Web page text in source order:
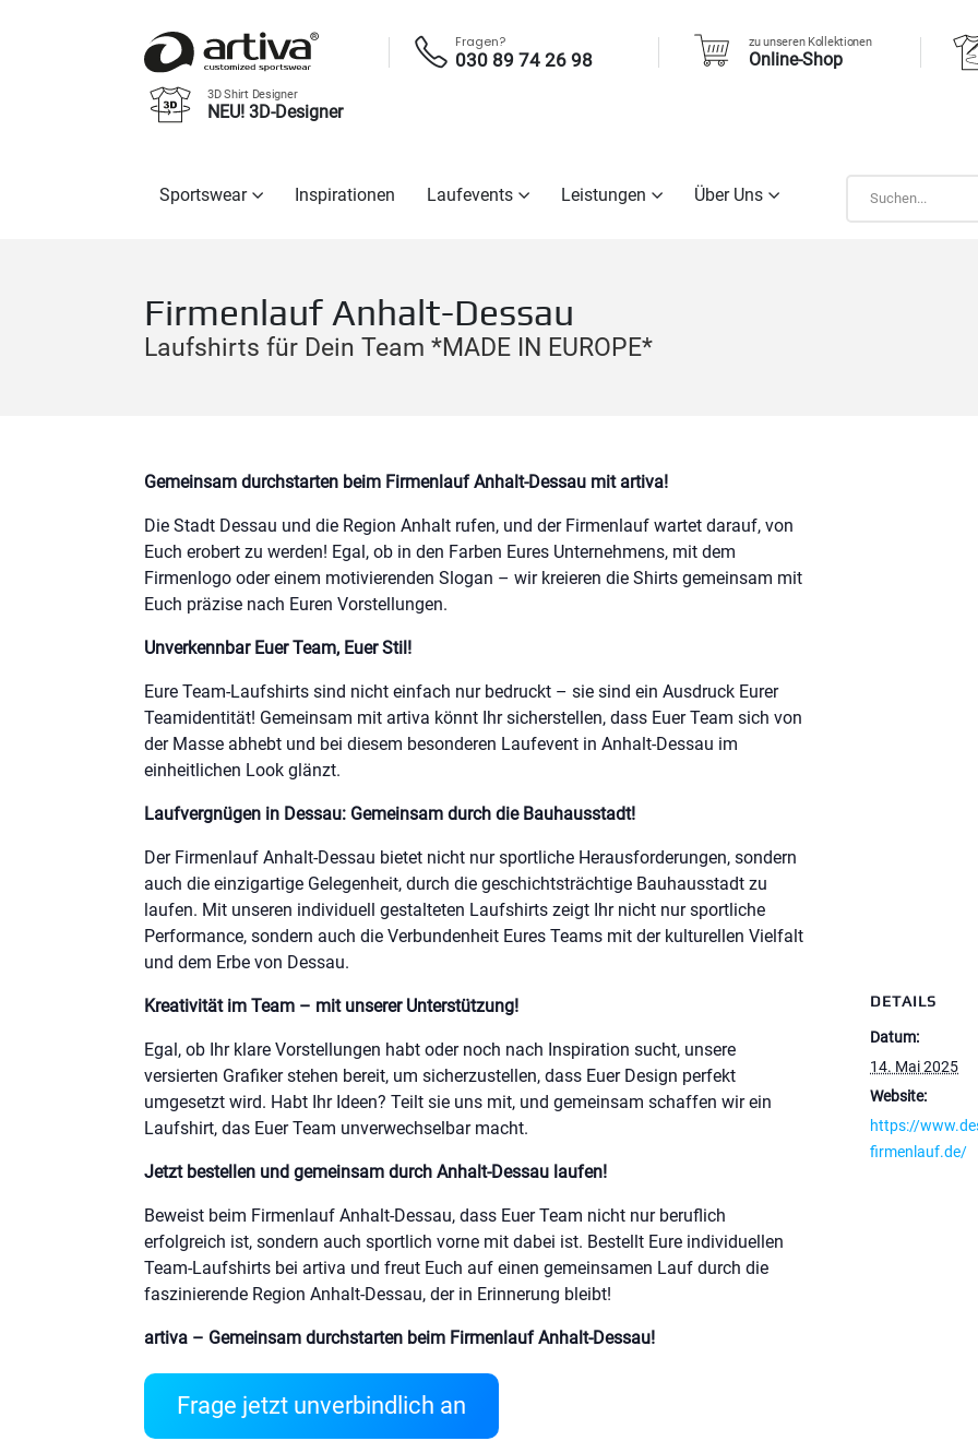
Fragen?
030 89 74 26 98
zu unseren Kollektionen
Online-Shop
3D Shirt Designer
NEU! 3D-Designer
Sportswear Inspirationen Laufevents Leistungen Über Uns
Firmenlauf Anhalt-Dessau
Laufshirts für Dein Team *MADE IN EUROPE*
Gemeinsam durchstarten beim Firmenlauf Anhalt-Dessau mit artiva!
Die Stadt Dessau und die Region Anhalt rufen, und der Firmenlauf wartet darauf, von
Euch erobert zu werden! Egal, ob in den Farben Eures Unternehmens, mit dem
Firmenlogo oder einem motivierenden Slogan – wir kreieren die Shirts gemeinsam mit
Euch präzise nach Euren Vorstellungen.
Unverkennbar Euer Team, Euer Stil!
Eure Team-Laufshirts sind nicht einfach nur bedruckt – sie sind ein Ausdruck Eurer
Teamidentität! Gemeinsam mit artiva könnt Ihr sicherstellen, dass Euer Team sich von
der Masse abhebt und bei diesem besonderen Laufevent in Anhalt-Dessau im
einheitlichen Look glänzt.
Laufvergnügen in Dessau: Gemeinsam durch die Bauhausstadt!
Der Firmenlauf Anhalt-Dessau bietet nicht nur sportliche Herausforderungen, sondern
auch die einzigartige Gelegenheit, durch die geschichtsträchtige Bauhausstadt zu
laufen. Mit unseren individuell gestalteten Laufshirts zeigt Ihr nicht nur sportliche
Performance, sondern auch die Verbundenheit Eures Teams mit der kulturellen Vielfalt
und dem Erbe von Dessau.
Kreativität im Team – mit unserer Unterstützung!
Egal, ob Ihr klare Vorstellungen habt oder noch nach Inspiration sucht, unsere
versierten Grafiker stehen bereit, um sicherzustellen, dass Euer Design perfekt
umgesetzt wird. Habt Ihr Ideen? Teilt sie uns mit, und gemeinsam schaffen wir ein
Laufshirt, das Euer Team unverwechselbar macht.
Jetzt bestellen und gemeinsam durch Anhalt-Dessau laufen!
Beweist beim Firmenlauf Anhalt-Dessau, dass Euer Team nicht nur beruflich
erfolgreich ist, sondern auch sportlich vorne mit dabei ist. Bestellt Eure individuellen
Team-Laufshirts bei artiva und freut Euch auf einen gemeinsamen Lauf durch die
faszinierende Region Anhalt-Dessau, der in Erinnerung bleibt!
artiva – Gemeinsam durchstarten beim Firmenlauf Anhalt-Dessau!
Frage jetzt unverbindlich an
DETAILS
Datum:
14. Mai 2025
Website:
https://
firmenlauf.de/